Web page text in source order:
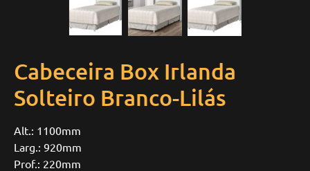
Cabeceira Box Irlanda
Solteiro Branco-Lilás
Alt.: 1100mm
Larg.: 920mm
Prof.: 220mm